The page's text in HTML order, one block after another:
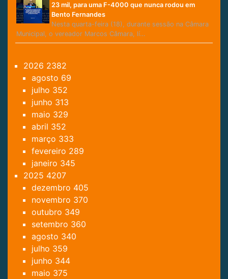
23 mil, para uma F-4000 que nunca rodou em
Bento Fernandes
Nesta quarta-feira (18), durante sessão na Câmara
Municipal, o vereador Marcos Câmara, lí…
2026 2382
agosto 69
julho 352
junho 313
maio 329
abril 352
março 333
fevereiro 289
janeiro 345
2025 4207
dezembro 405
novembro 370
outubro 349
setembro 360
agosto 340
julho 359
junho 344
maio 375